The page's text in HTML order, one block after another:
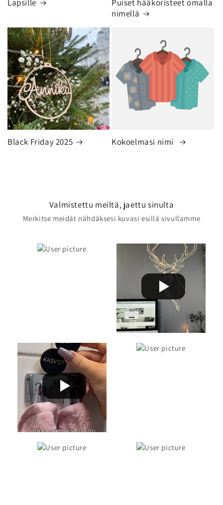
Lapsille
Puiset hääkoristeet omalla
nimellä
Black Friday 2025 Kokoelmasi nimi
Valmistettu meiltä, jaettu sinulta
Merkitse meidät nähdäksesi kuvasi esillä sivullamme